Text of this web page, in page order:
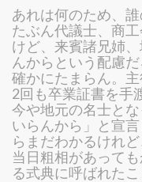
あれは何のため、
たぶん代議士、商
けど、来賓諸兄姉
んからという配慮
確かにたまらん。
2回も卒業証書を手
今や地元の名士と
いらんから」と宣
らまだわかるけれ
当日粗相があって
る式典に呼ばれた